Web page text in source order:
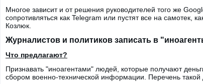
Многое зависит и от решения руководителей того же
сопротивляться как Telegram или пустят все на самотек,
Козлюк.
Журналистов и политиков записать в
Что предлагают?
Признавать "иноагентами" людей, которые получают
сбором военно-технической информации. Перечень такой